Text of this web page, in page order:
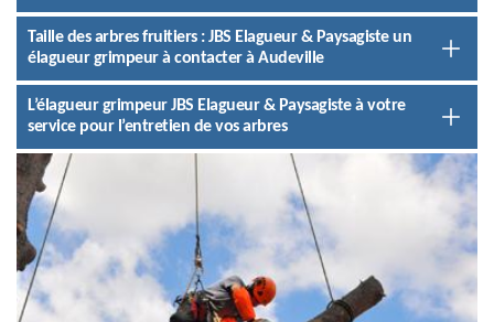
Taille des arbres fruitiers : JBS Elagueur & Paysagiste un
élagueur grimpeur à contacter à Audeville
L’élagueur grimpeur JBS Elagueur & Paysagiste à votre
service pour l’entretien de vos arbres